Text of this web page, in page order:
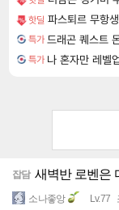
핫딜 파스퇴르 무항
특가
특가
잡담 새벽반 로벤은
소나좋앙 Lv.77